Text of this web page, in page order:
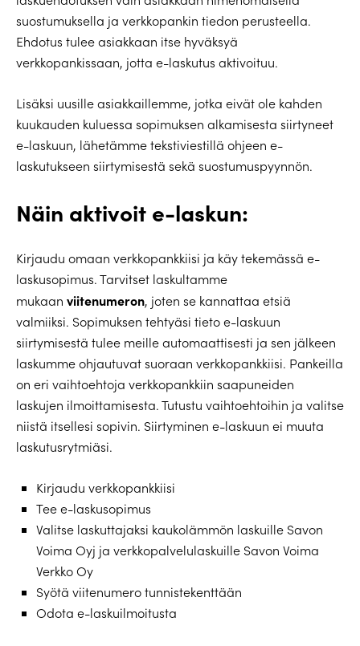
suostumuksella ja verkkopankin tiedon perusteella.
Ehdotus tulee asiakkaan itse hyväksyä
verkkopankissaan, jotta e-laskutus aktivoituu.
Lisäksi uusille asiakkaillemme, jotka eivät ole kahden
kuukauden kuluessa sopimuksen alkamisesta siirtyneet
e-laskuun, lähetämme tekstiviestillä ohjeen e-
laskutukseen siirtymisestä sekä suostumuspyynnön.
Näin aktivoit e-laskun:
Kirjaudu omaan verkkopankkiisi ja käy tekemässä e-
laskusopimus. Tarvitset laskultamme
mukaan viitenumeron, joten se kannattaa etsiä
valmiiksi. Sopimuksen tehtyäsi tieto e-laskuun
siirtymisestä tulee meille automaattisesti ja sen jälkeen
laskumme ohjautuvat suoraan verkkopankkiisi. Pankeilla
on eri vaihtoehtoja verkkopankkiin saapuneiden
laskujen ilmoittamisesta. Tutustu vaihtoehtoihin ja valitse
niistä itsellesi sopivin. Siirtyminen e-laskuun ei muuta
laskutusrytmiäsi.
Kirjaudu verkkopankkiisi
Tee e-laskusopimus
Valitse laskuttajaksi kaukolämmön laskuille Savon
Voima Oyj ja verkkopalvelulaskuille Savon Voima
Verkko Oy
Syötä viitenumero tunnistekenttään
Odota e-laskuilmoitusta